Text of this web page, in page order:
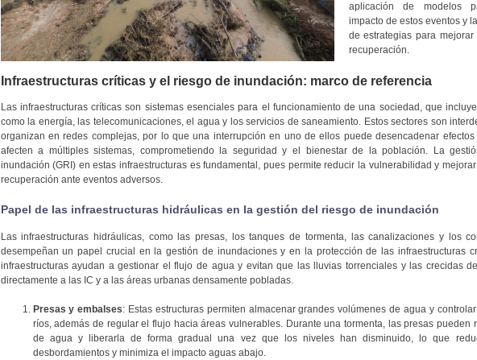
aplicación de modelos
impacto de estos eventos y
de estrategias para
recuperación.
Infraestructuras críticas y el riesgo de inundación: marco de referencia
Las infraestructuras críticas son sistemas esenciales para el funcionamiento de una sociedad, que
como la energía, las telecomunicaciones, el agua y los servicios de saneamiento. Estos sectores son
organizan en redes complejas, por lo que una interrupción en uno de ellos puede desencadenar
afecten a múltiples sistemas, comprometiendo la seguridad y el bienestar de la población. La
inundación (GRI) en estas infraestructuras es fundamental, pues permite reducir la vulnerabilidad y
recuperación ante eventos adversos.
Papel de las infraestructuras hidráulicas en la gestión del riesgo de inundación
Las infraestructuras hidráulicas, como las presas, los tanques de tormenta, las canalizaciones y los
desempeñan un papel crucial en la gestión de inundaciones y en la protección de las infraestructuras
infraestructuras ayudan a gestionar el flujo de agua y evitan que las lluvias torrenciales y las crecidas
directamente a las IC y a las áreas urbanas densamente pobladas.
Presas y embalses: Estas estructuras permiten almacenar grandes volúmenes de agua y
ríos, además de regular el flujo hacia áreas vulnerables. Durante una tormenta, las presas pueden
de agua y liberarla de forma gradual una vez que los niveles han disminuido, lo que
desbordamientos y minimiza el impacto aguas abajo.